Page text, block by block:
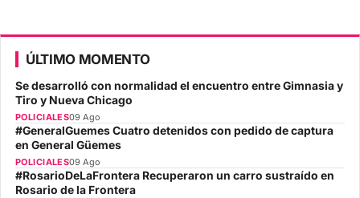
ÚLTIMO MOMENTO
Se desarrolló con normalidad el encuentro entre Gimnasia y
Tiro y Nueva Chicago
POLICIALES09 Ago
#GeneralGuemes Cuatro detenidos con pedido de captura
en General Güemes
POLICIALES09 Ago
#RosarioDeLaFrontera Recuperaron un carro sustraído en
Rosario de la Frontera